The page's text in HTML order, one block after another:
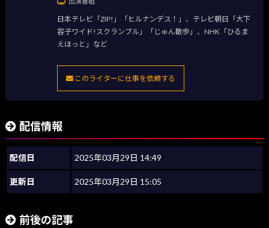
日本テレビ「ZIP!」「ヒルナンデス！」、テレビ朝日「大下
容子ワイド!スクランブル」「じゅん散歩」、NHK「ひるま
えほっと」など
このライターに仕事を依頼する
配信情報
配信日 2025年03月29日 14:49
更新日 2025年03月29日 15:05
前後の記事